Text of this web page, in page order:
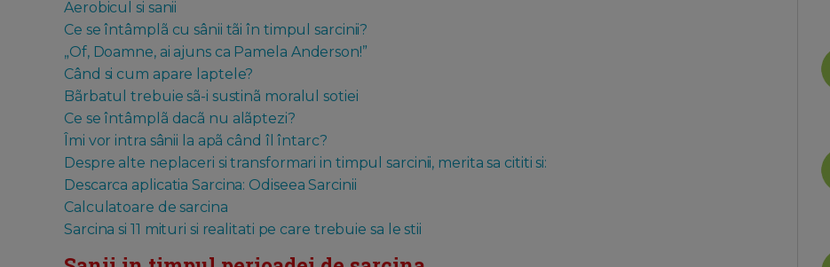
Aerobicul si sanii
Ce se întâmplã cu sânii tãi în timpul sarcinii?
„Of, Doamne, ai ajuns ca Pamela Anderson!”
Când si cum apare laptele?
Bãrbatul trebuie sã-i sustinã moralul sotiei
Ce se întâmplã dacã nu alãptezi?
Îmi vor intra sânii la apã când îl întarc?
Despre alte neplaceri si transformari in timpul sarcinii, merita sa cititi si:
Descarca aplicatia Sarcina: Odiseea Sarcinii
Calculatoare de sarcina
Sarcina si 11 mituri si realitati pe care trebuie sa le stii